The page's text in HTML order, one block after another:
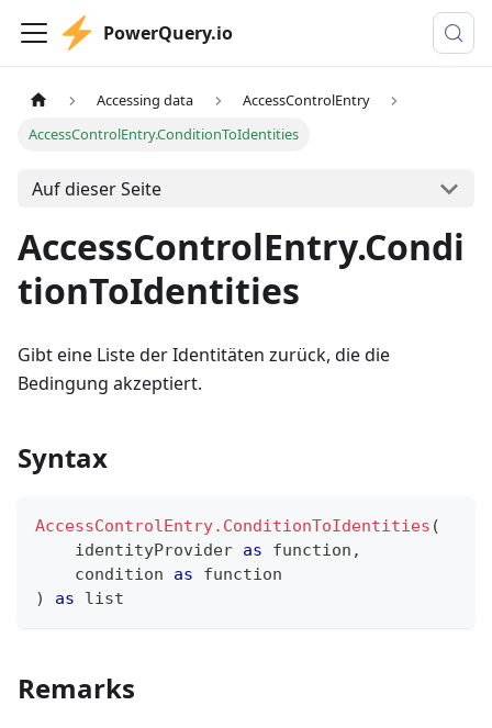
PowerQuery.io
Accessing data
AccessControlEntry
AccessControlEntry.ConditionToIdentities
Auf dieser Seite
AccessControlEntry.Condi
tionToIdentities
Gibt eine Liste der Identitäten zurück, die die
Bedingung akzeptiert.
Syntax
AccessControlEntry.ConditionToIdentities (
    identityProvider
as function ,
    condition
as
function
)
as list
Remarks